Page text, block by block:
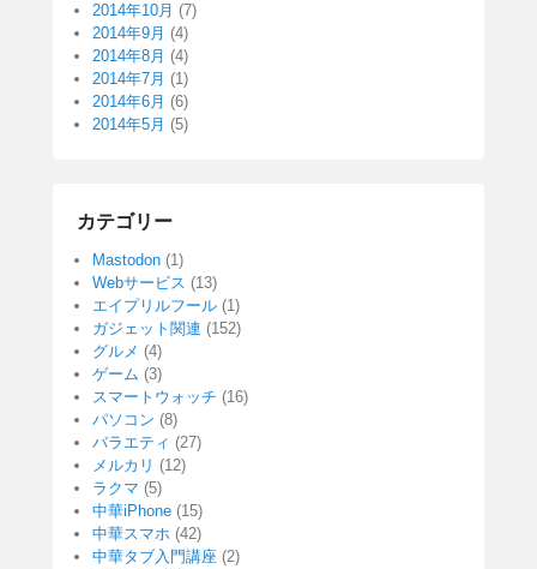
2014年10月 (7)
2014年9月 (4)
2014年8月 (4)
2014年7月 (1)
2014年6月 (6)
2014年5月 (5)
カテゴリー
Mastodon (1)
Webサービス (13)
エイプリルフール (1)
ガジェット関連 (152)
グルメ (4)
ゲーム (3)
スマートウォッチ (16)
パソコン (8)
バラエティ (27)
メルカリ (12)
ラクマ (5)
中華iPhone (15)
中華スマホ (42)
中華タブ入門講座 (2)